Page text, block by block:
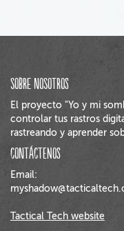
Sobre Nosotros
El proyecto "Yo y mi
controlar tus rastros
rastreando y aprender
Contáctenos
Email:
Tactical Tech website